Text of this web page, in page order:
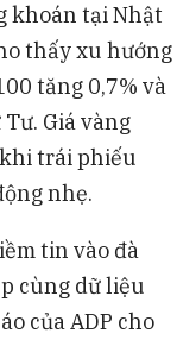
khoán tại Nhật
thấy xu hướng
tăng 0,7% và
Giá vàng
trái phiếu
nhẹ.
tin vào đà
cùng dữ liệu
của ADP cho